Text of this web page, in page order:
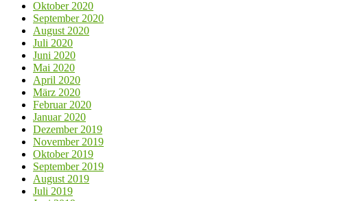
Oktober 2020
September 2020
August 2020
Juli 2020
Juni 2020
Mai 2020
April 2020
März 2020
Februar 2020
Januar 2020
Dezember 2019
November 2019
Oktober 2019
September 2019
August 2019
Juli 2019